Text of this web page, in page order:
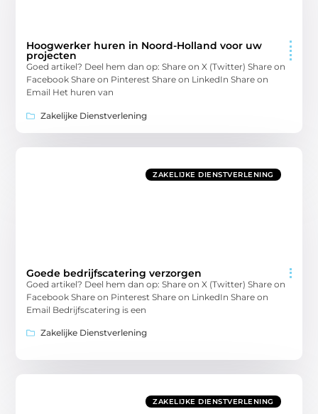
Hoogwerker huren in Noord-Holland voor uw
projecten
Goed artikel? Deel hem dan op: Share on X (Twitter) Share on
Facebook Share on Pinterest Share on LinkedIn Share on
Email Het huren van
Zakelijke Dienstverlening
ZAKELIJKE DIENSTVERLENING
Goede bedrijfscatering verzorgen
Goed artikel? Deel hem dan op: Share on X (Twitter) Share on
Facebook Share on Pinterest Share on LinkedIn Share on
Email Bedrijfscatering is een
Zakelijke Dienstverlening
ZAKELIJKE DIENSTVERLENING